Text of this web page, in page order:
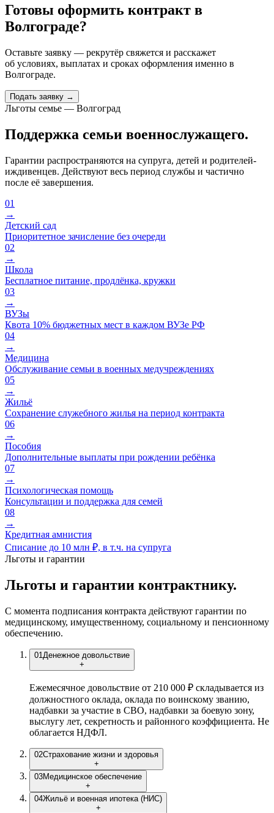
Готовы оформить контракт в
Волгограде?
Оставьте заявку — рекрутёр свяжется и расскажет
об условиях, выплатах и сроках оформления именно в
Волгограде.
Подать заявку →
Льготы семье — Волгоград
Поддержка семьи военнослужащего.
Гарантии распространяются на супруга, детей и родителей-
иждивенцев. Действуют весь период службы и частично
после её завершения.
01
→
Детский сад
Приоритетное зачисление без очереди
02
→
Школа
Бесплатное питание, продлёнка, кружки
03
→
ВУЗы
Квота 10% бюджетных мест в каждом ВУЗе РФ
04
→
Медицина
Обслуживание семьи в военных медучреждениях
05
→
Жильё
Сохранение служебного жилья на период контракта
06
→
Пособия
Дополнительные выплаты при рождении ребёнка
07
→
Психологическая помощь
Консультации и поддержка для семей
08
→
Кредитная амнистия
Списание до 10 млн ₽, в т.ч. на супруга
Льготы и гарантии
Льготы и гарантии контрактнику.
С момента подписания контракта действуют гарантии по
медицинскому, имущественному, социальному и пенсионному
обеспечению.
01 Денежное довольствие
+
Ежемесячное довольствие от 210 000 ₽ складывается из
должностного оклада, оклада по воинскому званию,
надбавки за участие в СВО, надбавки за боевую зону,
выслугу лет, секретность и районного коэффициента. Не
облагается НДФЛ.
02Страхование жизни и здоровья
+
03Медицинское обеспечение
+
04Жильё и военная ипотека (НИС)
+